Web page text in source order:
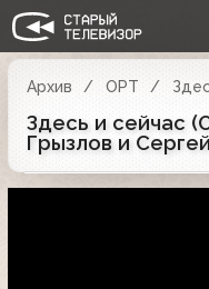
Архив ОРТ
Здесь и сейчас
Грызлов и